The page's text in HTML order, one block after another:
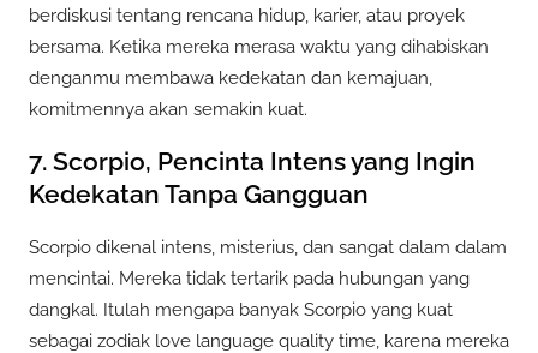
berdiskusi tentang rencana hidup, karier, atau proyek
bersama. Ketika mereka merasa waktu yang dihabiskan
denganmu membawa kedekatan dan kemajuan,
komitmennya akan semakin kuat.
7. Scorpio, Pencinta Intens yang Ingin
Kedekatan Tanpa Gangguan
Scorpio dikenal intens, misterius, dan sangat dalam dalam
mencintai. Mereka tidak tertarik pada hubungan yang
dangkal. Itulah mengapa banyak Scorpio yang kuat
sebagai zodiak love language quality time, karena mereka